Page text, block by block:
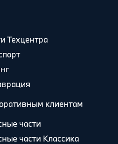
Техцентра
клиентам
части
части Классика